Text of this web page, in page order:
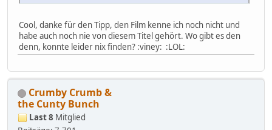
Cool, danke für den Tipp, den Film kenne ich noch nicht und
habe auch noch nie von diesem Titel gehört. Wo gibt es den
denn, konnte leider nix finden? :viney: :LOL:
Crumby Crumb &
the Cunty Bunch
Last 8 Mitglied